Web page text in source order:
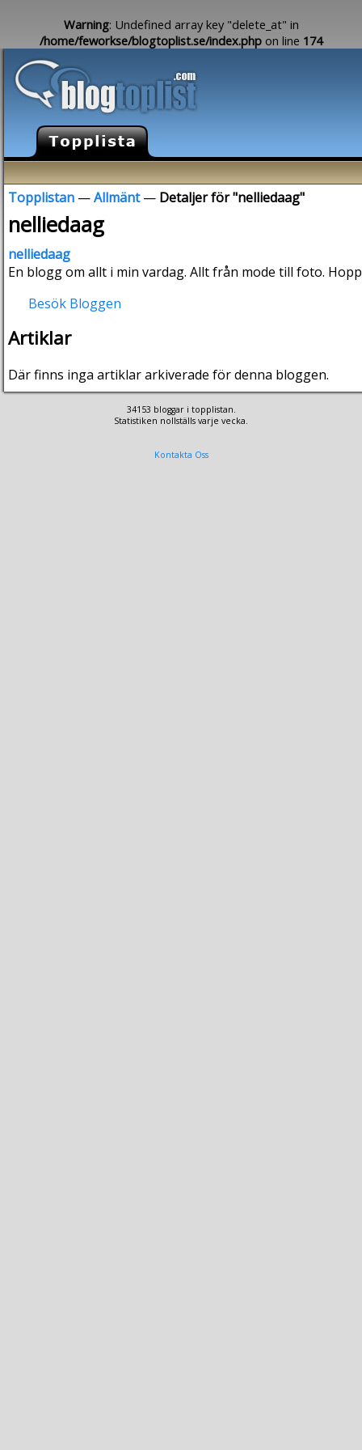
Warning: Undefined array key "delete_at" in
/home/feworkse/blogtoplist.se/index.php on line 174
Topplistan —Allmänt— Detaljer för "nelliedaag"
nelliedaag
nelliedaag
En blogg om allt i min vardag. Allt från mode till foto.
Besök Bloggen
Artiklar
Där finns inga artiklar arkiverade för denna bloggen.
34153 bloggar i topplistan.
Statistiken nollställs varje vecka.
Kontakta Oss